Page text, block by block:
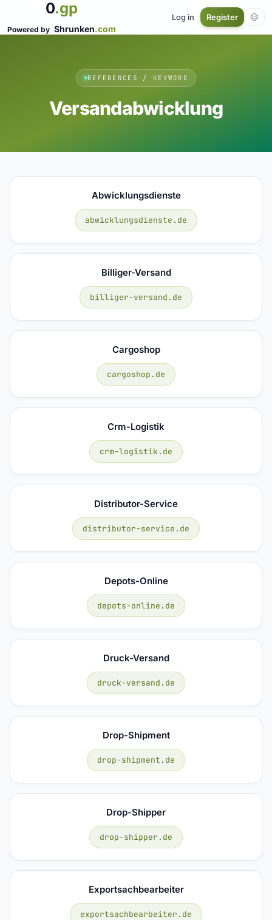
0.gp
Powered by Shrunken.com
Log in Register
REFERENCES / KEYWORD
Versandabwicklung
Abwicklungsdienste
abwicklungsdienste.de
Billiger-Versand
billiger-versand.de
Cargoshop
cargoshop.de
Crm-Logistik
crm-logistik.de
Distributor-Service
distributor-service.de
Depots-Online
depots-online.de
Druck-Versand
druck-versand.de
Drop-Shipment
drop-shipment.de
Drop-Shipper
drop-shipper.de
Exportsachbearbeiter
exportsachbearbeiter.de